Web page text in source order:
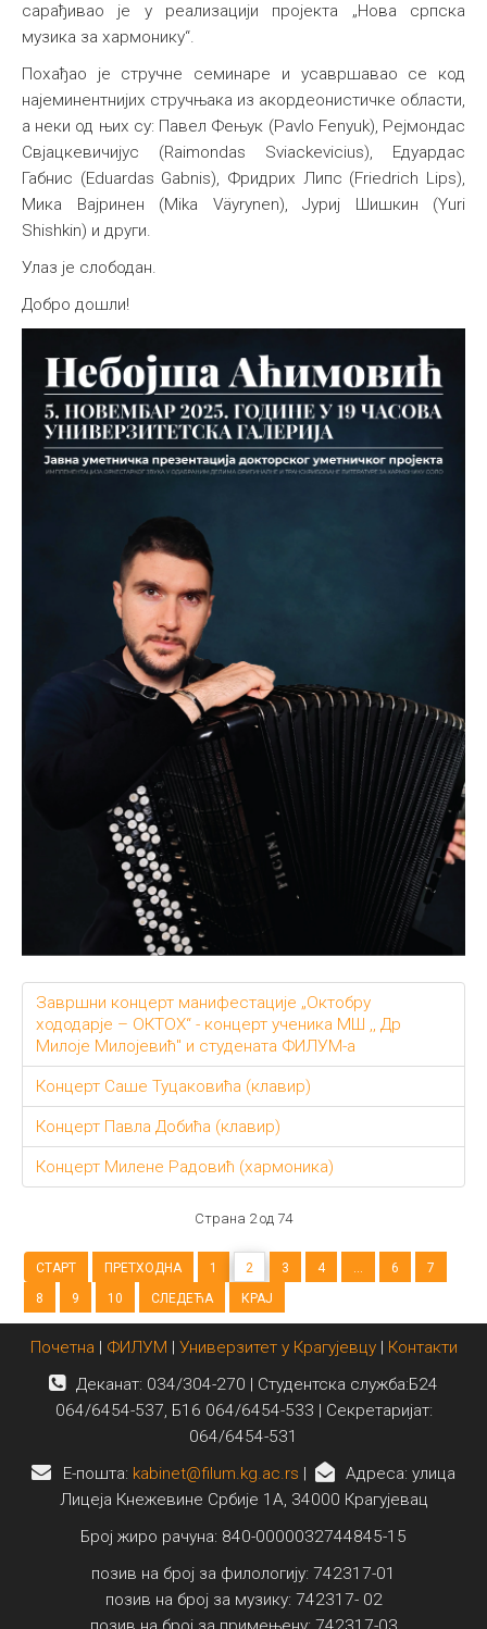
сарађивао је у реализацији пројекта „Нова српска
музика за хармонику“.
Похађао је стручне семинаре и усавршавао се код
најеминентнијих стручњака из акордеонистичке области,
а неки од њих су: Павел Фењук (Pavlo Fenyuk), Рејмондас
Свјацкевичијус (Raimondas Sviackevicius), Едуардас
Габнис (Eduardas Gabnis), Фридрих Липс (Friedrich Lips),
Мика Вајринен (Mika Väyrynen), Јуриј Шишкин (Yuri
Shishkin) и други.
Улаз је слободан.
Добро дошли!
Завршни концерт манифестације „Октобру
хододарје – ОКТОХ“ - концерт ученика МШ ,, Др
Милоје Милојевић" и студената ФИЛУМ-а
Концерт Саше Туцаковића (клавир)
Концерт Павла Добића (клавир)
Концерт Милене Радовић (хармоника)
Страна 2 од 74
СТАРТ ПРЕТХОДНА 1 2 3 4 ... 6
7
8
9 10 СЛЕДЕЋА КРАЈ
Почетна ФИЛУМ Универзитет у Крагујевцу| Контакти
Деканат: 034/304-270 | Студентска служба:Б24
064/6454-537, Б16 064/6454-533 | Секретаријат:
064/6454-531
E-пошта: kabinet@filum.kg.ac.rs
Адреса: улица
Лицеја Кнежевине Србије 1А, 34000 Крагујевац
Број жиро рачуна: 840-0000032744845-15
позив на број за филологију: 742317-01
позив на број за музику: 742317- 02